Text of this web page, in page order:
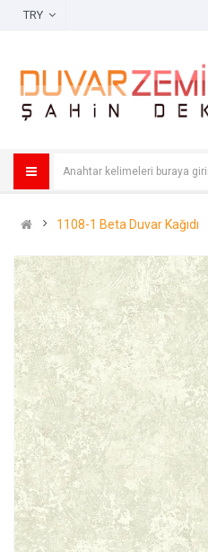
1108-1 Beta Duvar Kağıdı